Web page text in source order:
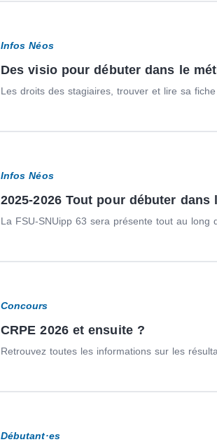
Infos Néos
Des visio pour débuter dans le
Les droits des stagiaires, trouver et lire sa
Infos Néos
2025-2026 Tout pour débuter dans
La FSU-SNUipp 63 sera présente tout au long
Concours
CRPE 2026 et ensuite ?
Retrouvez toutes les informations sur les
Débutant·es